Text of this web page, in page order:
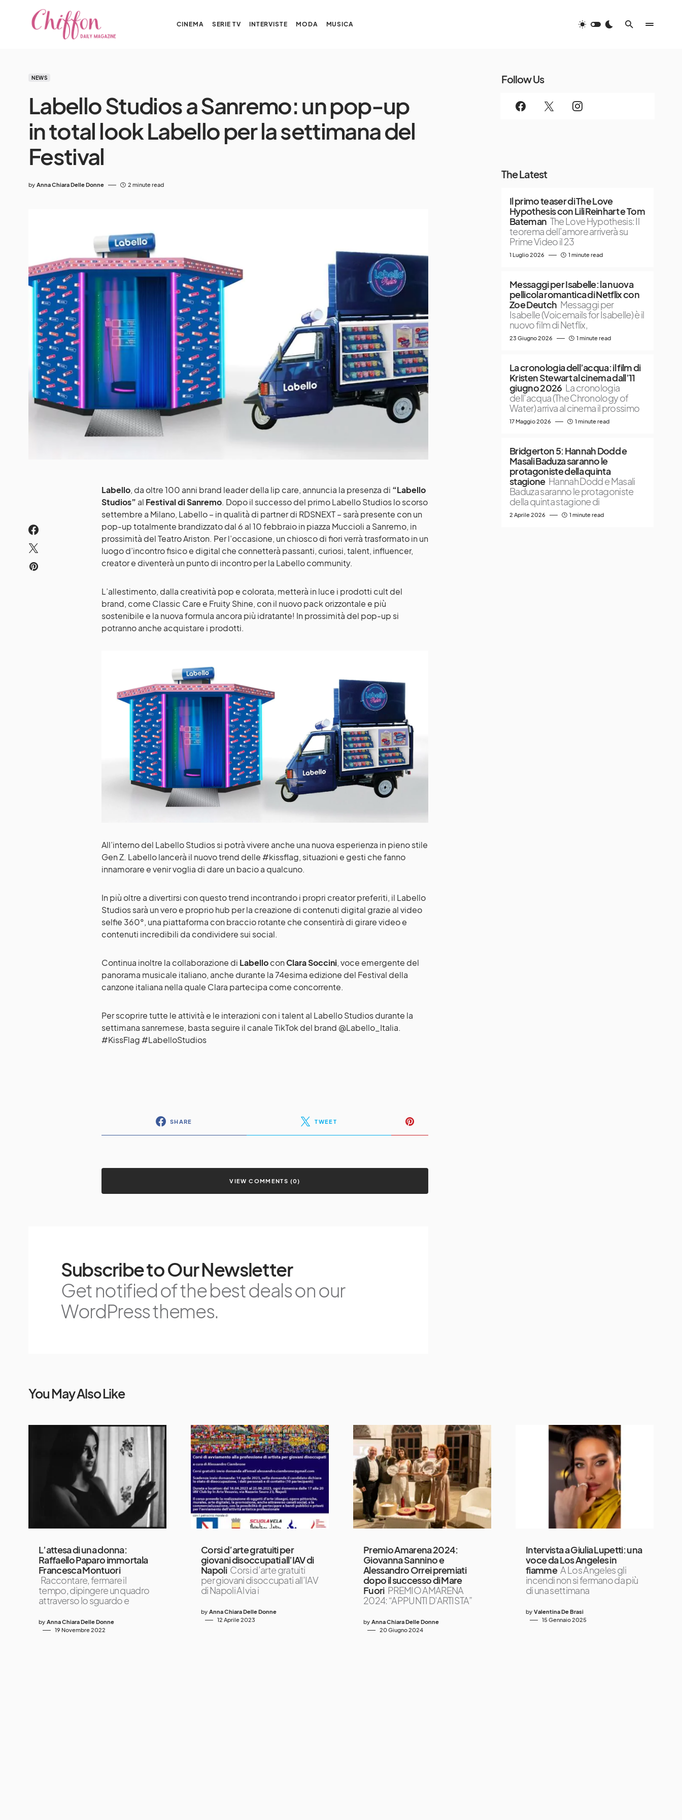
CINEMA SERIE TV INTERVISTE MODA MUSICA
NEWS
Labello Studios a Sanremo: un pop-up
in total look Labello per la settimana del
Festival
by Anna Chiara Delle Donne 2 minute read
Labello, da oltre 100 anni brand leader della lip care, annuncia la presenza di “Labello
Studios” al Festival di Sanremo. Dopo il successo del primo Labello Studios lo scorso
settembre a Milano, Labello – in qualità di partner di RDSNEXT – sarà presente con un
pop-up totalmente brandizzato dal 6 al 10 febbraio in piazza Muccioli a Sanremo, in
prossimità del Teatro Ariston. Per l’occasione, un chiosco di fiori verrà trasformato in un
luogo d’incontro fisico e digital che connetterà passanti, curiosi, talent, influencer,
creator e diventerà un punto di incontro per la Labello community.
L’allestimento, dalla creatività pop e colorata, metterà in luce i prodotti cult del
brand, come Classic Care e Fruity Shine, con il nuovo pack orizzontale e più
sostenibile e la nuova formula ancora più idratante! In prossimità del pop-up si
potranno anche acquistare i prodotti.
All’interno del Labello Studios si potrà vivere anche una nuova esperienza in pieno stile
Gen Z. Labello lancerà il nuovo trend delle #kissflag, situazioni e gesti che fanno
innamorare e venir voglia di dare un bacio a qualcuno.
In più oltre a divertirsi con questo trend incontrando i propri creator preferiti, il Labello
Studios sarà un vero e proprio hub per la creazione di contenuti digital grazie al video
selfie 360°, una piattaforma con braccio rotante che consentirà di girare video e
contenuti incredibili da condividere sui social.
Continua inoltre la collaborazione di LabelloconClara Soccini, voce emergente del
panorama musicale italiano, anche durante la 74esima edizione del Festival della
canzone italiana nella quale Clara partecipa come concorrente.
Per scoprire tutte le attività e le interazioni con i talent al Labello Studios durante la
settimana sanremese, basta seguire il canale TikTok del brand @Labello_Italia.
#KissFlag #LabelloStudios
SHARE TWEET
VIEW COMMENTS (0)
Subscribe to Our Newsletter
Get notified of the best deals on our
WordPress themes.
Follow Us
The Latest
Il primo teaser di The Love
Hypothesis con Lili Reinhart e Tom
Bateman The Love Hypothesis: Il
teorema dell’amore arriverà su
Prime Video il 23
1 Luglio 2026 1 minute read
Messaggi per Isabelle: la nuova
pellicola romantica di Netflix con
Zoe Deutch Messaggi per
Isabelle (Voicemails for Isabelle) è il
nuovo film di Netflix,
23 Giugno 2026 1 minute read
La cronologia dell’acqua: il film di
Kristen Stewart al cinema dall’11
giugno 2026 La cronologia
dell’acqua (The Chronology of
Water) arriva al cinema il prossimo
17 Maggio 2026 1 minute read
Bridgerton 5: Hannah Dodd e
Masali Baduza saranno le
protagoniste della quinta
stagione Hannah Dodd e Masali
Baduza saranno le protagoniste
della quinta stagione di
2 Aprile 2026 1 minute read
You May Also Like
L’attesa di una donna:
Raffaello Paparo immortala
Francesca Montuori
Raccontare, fermare il
tempo, dipingere un quadro
attraverso lo sguardo e
by Anna Chiara Delle Donne
19 Novembre 2022
Corsi d’arte gratuiti per
giovani disoccupati all’IAV di
Napoli Corsi d’arte gratuiti
per giovani disoccupati all’IAV
di Napoli Al via i
by Anna Chiara Delle Donne
12 Aprile 2023
Premio Amarena 2024:
Giovanna Sannino e
Alessandro Orrei premiati
dopo il successo di Mare
Fuori PREMIO AMARENA
2024: “APPUNTI D’ARTISTA”
by Anna Chiara Delle Donne
20 Giugno 2024
Intervista a Giulia Lupetti: una
voce da Los Angeles in
fiamme A Los Angeles gli
incendi non si fermano da più
di una settimana
by Valentina De Brasi
15 Gennaio 2025